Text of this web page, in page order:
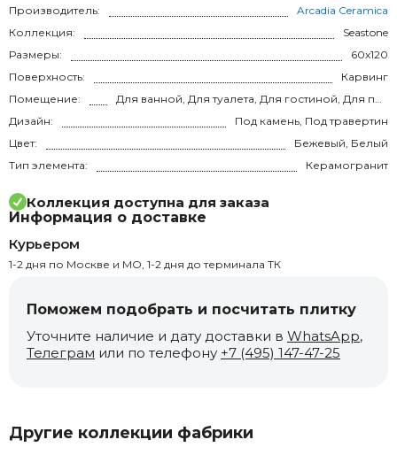
Производитель:
Arcadia Ceramica
Коллекция:
Seastone
Размеры:
60x120
Поверхность:
Карвинг
Помещение:
Для ванной, Для туалета, Для гостиной, Для прихожей, Для кухни, Для спальни, на теплый пол
Дизайн:
Под камень, Под травертин
Цвет:
Бежевый, Белый
Тип элемента:
Керамогранит
Коллекция доступна для заказа
Информация о доставке
Курьером
1-2 дня по Москве и МО, 1-2 дня до терминала ТК
Поможем подобрать и посчитать плитку
Уточните наличие и дату доставки в WhatsApp,
Телеграм или по телефону +7 (495) 147-47-25
Другие коллекции фабрики